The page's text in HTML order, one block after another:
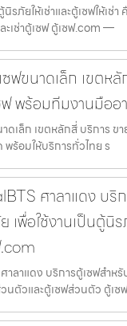
รภัยให้เช่าและตู้เซฟให้เช่
ะเช่าตู้เซฟ ตู้เซฟ.com —
ฟขนาดเล็ก เขตห
พร้อมทีมงานมืออ
ดเล็ก เขตหลักสี่ บริการ ข
ร้อมให้บริการทั่วไทย ร
ศาลาแดง บริ
เพื่อใช้งานเป็นตู้นิ
ลาแดง บริการตู้เซฟสำหรั
นตัวและตู้เซฟส่วนตัว ตู้เซ